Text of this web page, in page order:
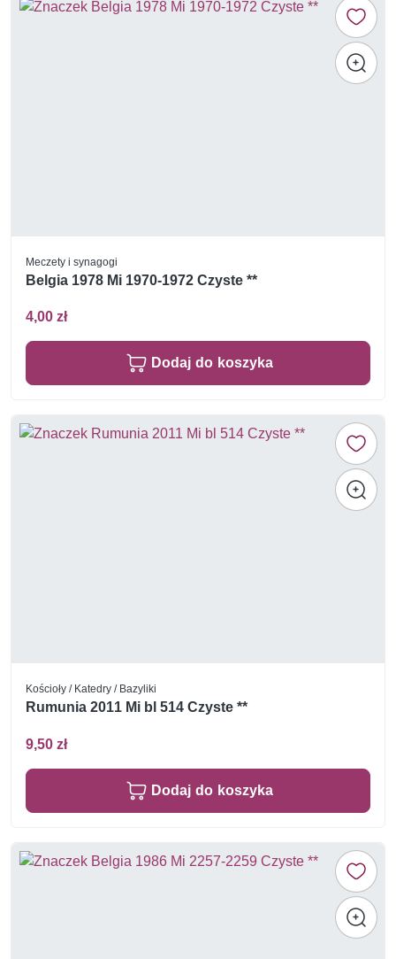
Meczety i synagogi
Belgia 1978 Mi 1970-1972 Czyste **
4,00 zł
Dodaj do koszyka
Kościoły / Katedry / Bazyliki
Rumunia 2011 Mi bl 514 Czyste **
9,50 zł
Dodaj do koszyka